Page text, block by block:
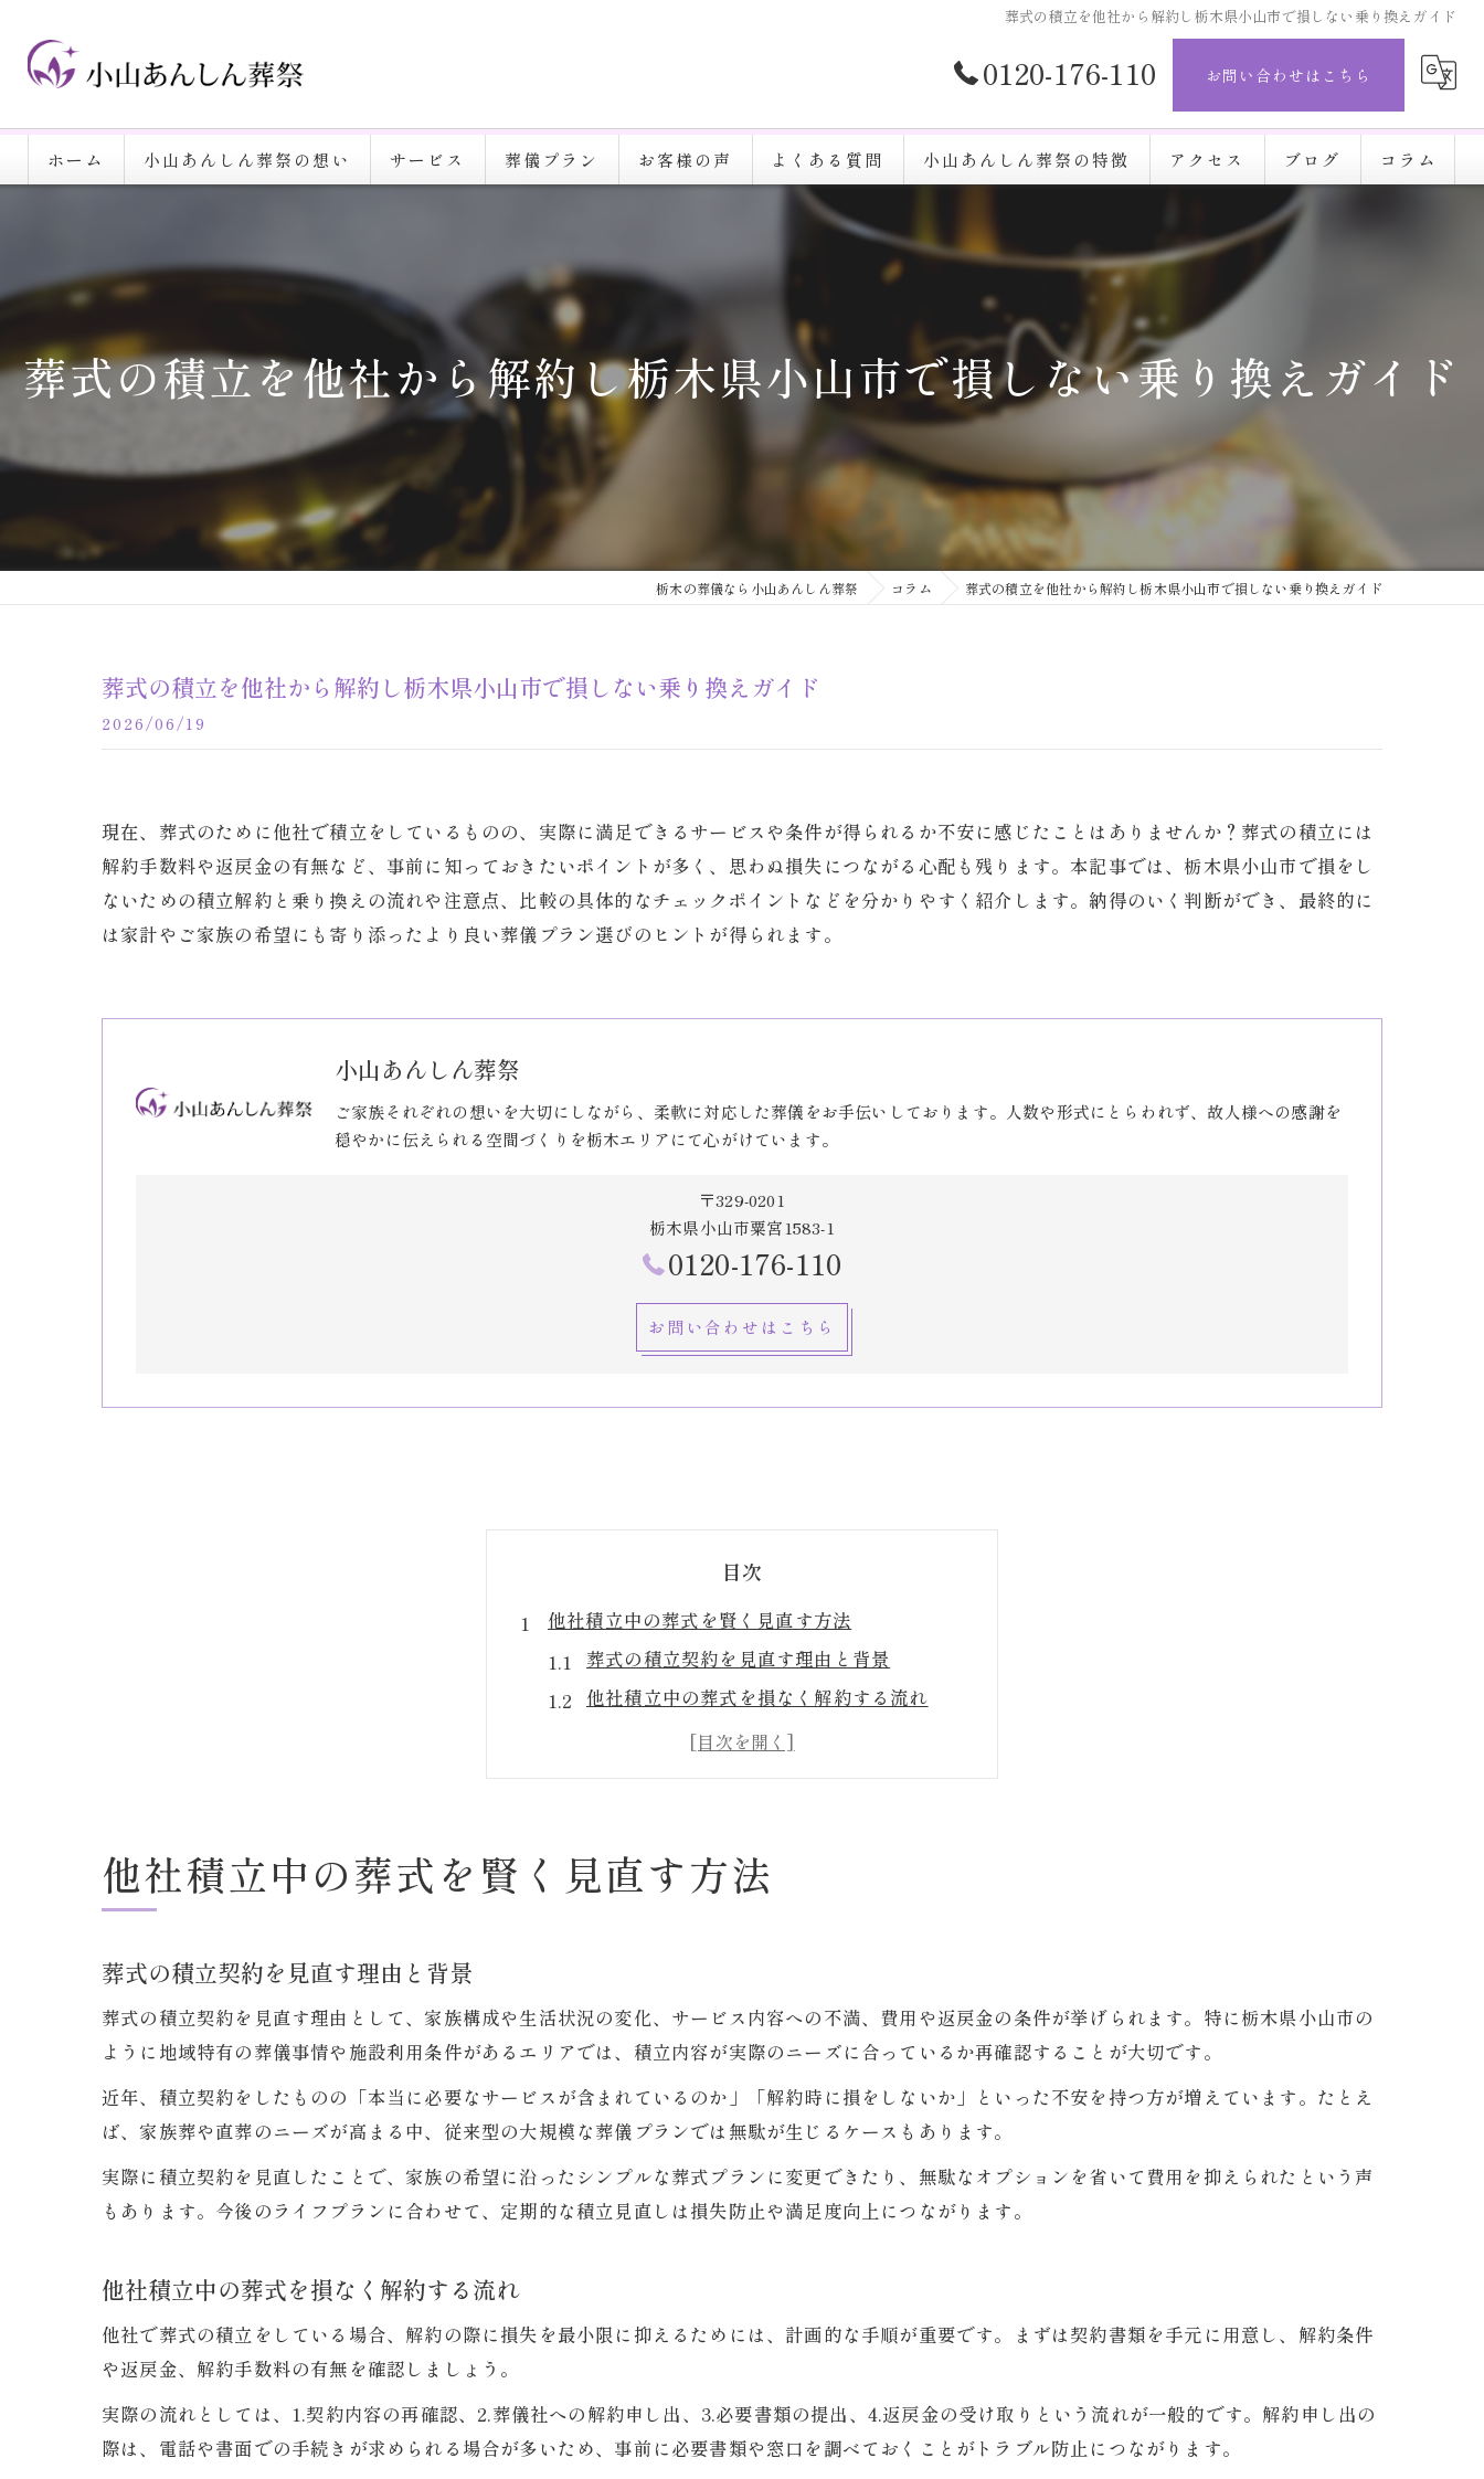
葬式の積立を他社から解約し栃木県小山市で損しない乗り換えガイド
0120-176-110 お問い合わせはこちら
ホーム 小山あんしん葬祭の想い サービス 葬儀プラン お客様の声 よくある質問 小山あんしん葬祭の特徴
火葬
告別式
アクセス ブログ コラム
葬式の積立を他社から解約し栃木県小山市で損しない乗り換えガイド
栃木の葬儀なら小山あんしん葬祭 コラム 葬式の積立を他社から解約し栃木県小山市で損しない乗り換えガイド
葬式の積立を他社から解約し栃木県小山市で損しない乗り換えガイド
2026/06/19
現在、葬式のために他社で積立をしているものの、実際に満足できるサービスや条件が得られるか不安に感じたことはありませんか？葬式の積立には
解約手数料や返戻金の有無など、事前に知っておきたいポイントが多く、思わぬ損失につながる心配も残ります。本記事では、栃木県小山市で損をし
ないための積立解約と乗り換えの流れや注意点、比較の具体的なチェックポイントなどを分かりやすく紹介します。納得のいく判断ができ、最終的に
は家計やご家族の希望にも寄り添ったより良い葬儀プラン選びのヒントが得られます。
小山あんしん葬祭
ご家族それぞれの想いを大切にしながら、柔軟に対応した葬儀をお手伝いしております。人数や形式にとらわれず、故人様への感謝を
穏やかに伝えられる空間づくりを栃木エリアにて心がけています。
〒329-0201
栃木県小山市粟宮1583-1
0120-176-110
お問い合わせはこちら
目次
他社積立中の葬式を賢く見直す方法
葬式の積立契約を見直す理由と背景
他社積立中の葬式を損なく解約する流れ
葬式積立の契約内容を確認するポイント
乗り換え時に失敗しない葬式準備のコツ
積立解約を考える方へ損を防ぐポイント
葬式の積立解約で損をしない基本知識
葬式積立を賢く解約するための注意事項
葬式の途中解約で損しないための対策
互助会からの乗り換えで得する心得
葬式の互助会乗り換え時の判断基準
互助会解約で損を防ぐ葬式の選び方
乗り換え前に知るべき葬式の注意点
葬式返戻金が戻るタイミングと流れ
他社積立中の葬式を賢く見直す方法
葬式の積立契約を見直す理由と背景
葬式の積立契約を見直す理由として、家族構成や生活状況の変化、サービス内容への不満、費用や返戻金の条件が挙げられます。特に栃木県小山市の
ように地域特有の葬儀事情や施設利用条件があるエリアでは、積立内容が実際のニーズに合っているか再確認することが大切です。
近年、積立契約をしたものの「本当に必要なサービスが含まれているのか」「解約時に損をしないか」といった不安を持つ方が増えています。たとえ
ば、家族葬や直葬のニーズが高まる中、従来型の大規模な葬儀プランでは無駄が生じるケースもあります。
実際に積立契約を見直したことで、家族の希望に沿ったシンプルな葬式プランに変更できたり、無駄なオプションを省いて費用を抑えられたという声
もあります。今後のライフプランに合わせて、定期的な積立見直しは損失防止や満足度向上につながります。
他社積立中の葬式を損なく解約する流れ
他社で葬式の積立をしている場合、解約の際に損失を最小限に抑えるためには、計画的な手順が重要です。まずは契約書類を手元に用意し、解約条件
や返戻金、解約手数料の有無を確認しましょう。
実際の流れとしては、1.契約内容の再確認、2.葬儀社への解約申し出、3.必要書類の提出、4.返戻金の受け取りという流れが一般的です。解約申し出の
際は、電話や書面での手続きが求められる場合が多いため、事前に必要書類や窓口を調べておくことがトラブル防止につながります。